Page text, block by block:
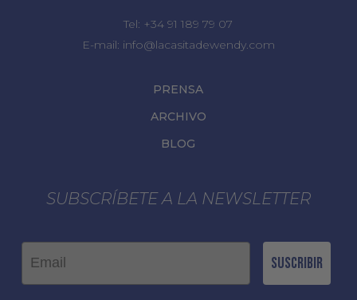
Tel: +34 91 189 79 07
E-mail: info@lacasitadewendy.com
PRENSA
ARCHIVO
BLOG
SUBSCRÍBETE A LA NEWSLETTER
Email
Suscribir